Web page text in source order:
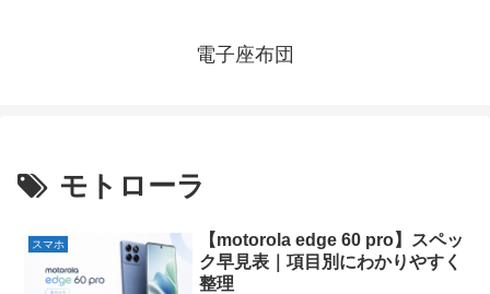
電子座布団
モトローラ
スマホ
【motorola edge 60 pro】スペッ
ク早見表｜項目別にわかりやすく
整理